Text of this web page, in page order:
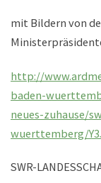
mit Bildern von
http://
baden-
neues-zuhause/
wuerttemberg/
SWR-